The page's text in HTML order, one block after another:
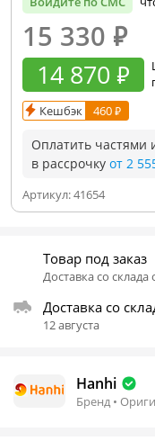
15 330 ₽
14 870 ₽
Кешбэк
460 ₽
Оплатить частями
в рассрочку от 2
Артикул:41654
Товар под заказ
Доставка со склада
Доставка со
12 августа
Hanhi
Бренд •